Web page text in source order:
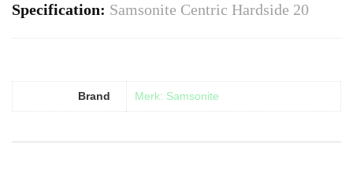
Specification: Samsonite Centric Hardside 20
Brand Merk: Samsonite